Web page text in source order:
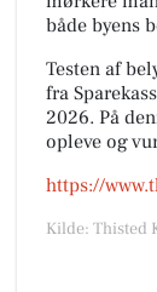
både byens
Testen af
fra
2026. På
opleve og
https://
Kilde: Thisted